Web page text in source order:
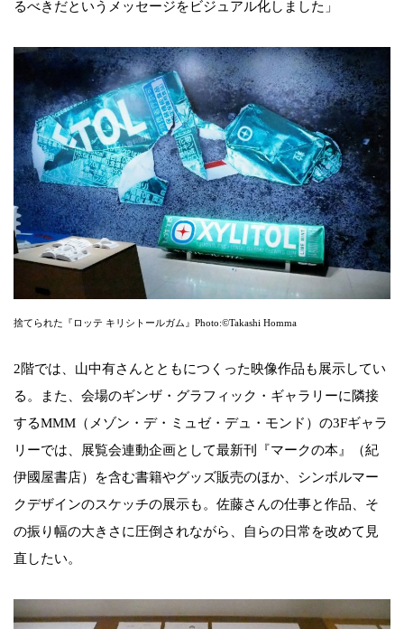
るべきだというメッセージをビジュアル化しました」
捨てられた『ロッテ キリシトールガム』Photo:©Takashi Homma
2階では、山中有さんとともにつくった映像作品も展示してい
る。また、会場のギンザ・グラフィック・ギャラリーに隣接
するMMM（メゾン・デ・ミュゼ・デュ・モンド）の3Fギャラ
リーでは、展覧会連動企画として最新刊『マークの本』（紀
伊國屋書店）を含む書籍やグッズ販売のほか、シンボルマー
クデザインのスケッチの展示も。佐藤さんの仕事と作品、そ
の振り幅の大きさに圧倒されながら、自らの日常を改めて見
直したい。